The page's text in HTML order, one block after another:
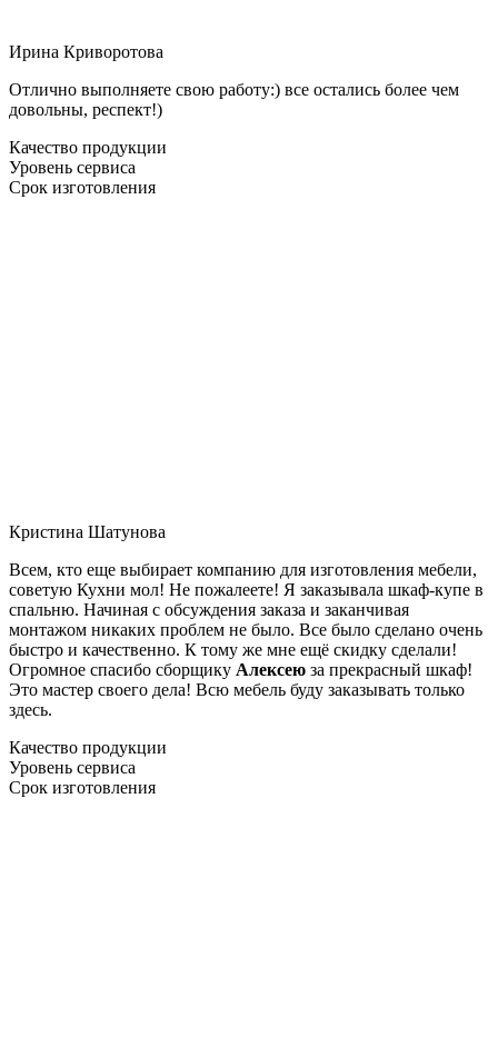
Ирина Криворотова
Отлично выполняете свою работу:) все остались более чем
довольны, респект!)
Качество продукции
Уровень сервиса
Срок изготовления
Кристина Шатунова
Всем, кто еще выбирает компанию для изготовления мебели,
советую Кухни мол! Не пожалеете! Я заказывала шкаф-купе в
спальню. Начиная с обсуждения заказа и заканчивая
монтажом никаких проблем не было. Все было сделано очень
быстро и качественно. К тому же мне ещё скидку сделали!
Огромное спасибо сборщику Алексею за прекрасный шкаф!
Это мастер своего дела! Всю мебель буду заказывать только
здесь.
Качество продукции
Уровень сервиса
Срок изготовления